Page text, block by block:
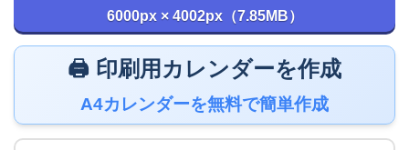
6000px × 4002px（7.85MB）
🖨️ 印刷用カレンダーを作成
A4カレンダーを無料で簡単作成